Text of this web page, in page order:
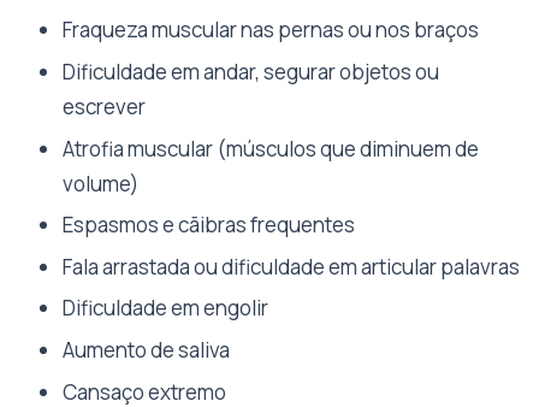
Fraqueza muscular nas pernas ou nos braços
Dificuldade em andar, segurar objetos ou
escrever
Atrofia muscular (músculos que diminuem de
volume)
Espasmos e cãibras frequentes
Fala arrastada ou dificuldade em articular palavras
Dificuldade em engolir
Aumento de saliva
Cansaço extremo